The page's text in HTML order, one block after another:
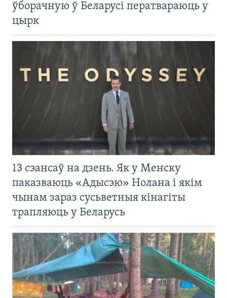
ўборачную ў Беларусі ператвараюць у
цырк
13 сэансаў на дзень. Як у Менску
паказваюць «Адысэю» Нолана і якім
чынам зараз сусьветныя кінагіты
трапляюць у Беларусь